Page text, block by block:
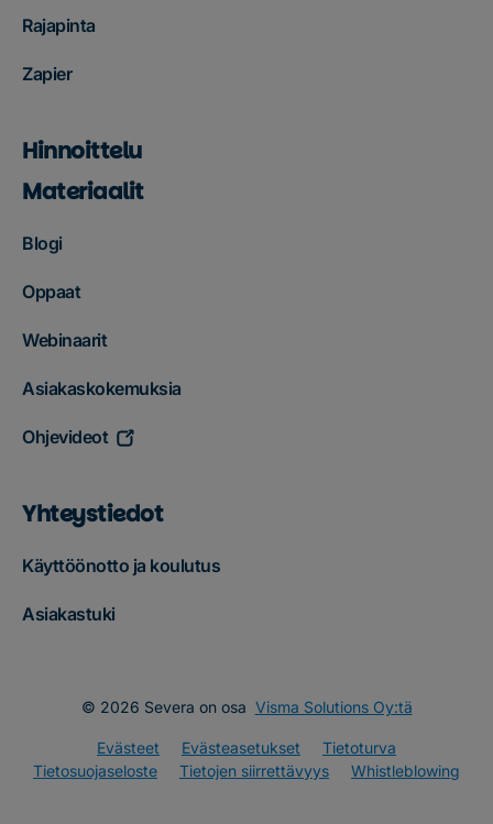
Rajapinta
Zapier
Hinnoittelu
Materiaalit
Blogi
Oppaat
Webinaarit
Asiakaskokemuksia
Ohjevideot
Yhteystiedot
Käyttöönotto ja koulutus
Asiakastuki
© 2026 Severa on osa Visma Solutions Oy:tä
Evästeet Evästeasetukset
Tietoturva
Tietosuojaseloste
Tietojen siirrettävyys Whistleblowing